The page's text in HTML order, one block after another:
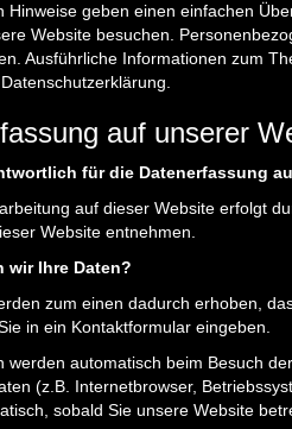
Hinweise geben einen einfachen
Website besuchen.
Ausführliche Informationen zum
auf unserer
für die Datenerfassung
auf dieser Website erfolgt
Website entnehmen.
wir Ihre Daten?
zum einen dadurch erhoben,
in ein Kontaktformular eingeben.
werden automatisch beim Besuch
(z.B. Internetbrowser,
sobald Sie unsere Website